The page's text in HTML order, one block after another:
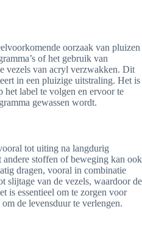
oorzaak van pluizen
of het gebruik van
vezels van acryl verzwakken. Dit
in een pluizige uitstraling. Het is
het label te volgen en ervoor te
gewassen wordt.
tot uiting na langdurig
stoffen of beweging kan ook
dragen, vooral in combinatie
slijtage van de vezels, waardoor de
is essentieel om te zorgen voor
de levensduur te verlengen.